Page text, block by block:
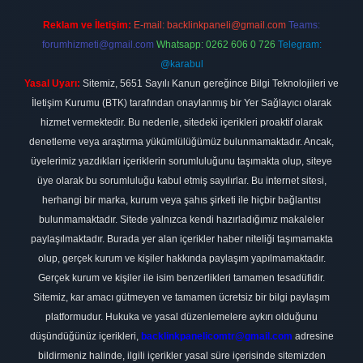
Reklam ve İletişim: E-mail: backlinkpaneli@gmail.com Teams:
forumhizmeti@gmail.com Whatsapp: 0262 606 0 726 Telegram:
@karabul
Yasal Uyarı: Sitemiz, 5651 Sayılı Kanun gereğince Bilgi Teknolojileri ve
İletişim Kurumu (BTK) tarafından onaylanmış bir Yer Sağlayıcı olarak
hizmet vermektedir. Bu nedenle, sitedeki içerikleri proaktif olarak
denetleme veya araştırma yükümlülüğümüz bulunmamaktadır. Ancak,
üyelerimiz yazdıkları içeriklerin sorumluluğunu taşımakta olup, siteye
üye olarak bu sorumluluğu kabul etmiş sayılırlar. Bu internet sitesi,
herhangi bir marka, kurum veya şahıs şirketi ile hiçbir bağlantısı
bulunmamaktadır. Sitede yalnızca kendi hazırladığımız makaleler
paylaşılmaktadır. Burada yer alan içerikler haber niteliği taşımamakta
olup, gerçek kurum ve kişiler hakkında paylaşım yapılmamaktadır.
Gerçek kurum ve kişiler ile isim benzerlikleri tamamen tesadüfidir.
Sitemiz, kar amacı gütmeyen ve tamamen ücretsiz bir bilgi paylaşım
platformudur. Hukuka ve yasal düzenlemelere aykırı olduğunu
düşündüğünüz içerikleri, backlinkpanelicomtr@gmail.com adresine
bildirmeniz halinde, ilgili içerikler yasal süre içerisinde sitemizden